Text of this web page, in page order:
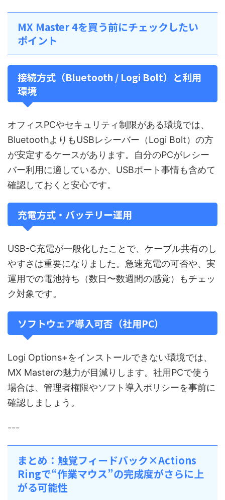
MX Master 4を買う前にチェックしたい
ポイント
接続方式（Bluetooth / Logi Bolt）と利用
環境
オフィスPCやセキュリティ制限がある環境では、
BluetoothよりもUSBレシーバー（Logi Bolt）の方
が安定するケースがあります。自分のPCがレシー
バー利用に適しているか、USBポート事情も含めて
確認しておくと安心です。
充電方式・バッテリー運用
USB-C充電が一般化したことで、ケーブル共有のし
やすさは重要になりました。急速充電の可否や、実
運用での電池持ち（数日〜数週間の感覚）もチェッ
ク対象です。
ソフトウェア導入可否（社用PC）
Logi Options+をインストールできない環境では、
MX Masterの魅力が目減りします。社用PCで使う
場合は、管理者権限やソフト導入ポリシーを事前に
確認しましょう。
---
まとめ：触覚フィードバック×Actions
Ringで“作業マウス”の完成度がさらに上
がる可能性